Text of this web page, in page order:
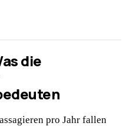
die
pro Jahr fallen